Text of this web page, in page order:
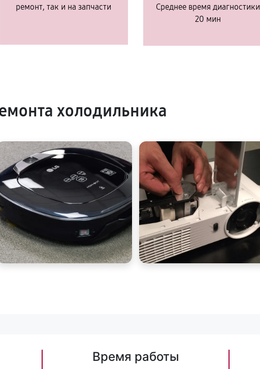
ремонт, так и на запчасти
Среднее время диагностики
20 мин
холодильника
Время работы